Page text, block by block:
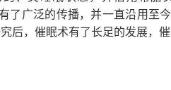
了广泛的传播，并一直沿用至
后，催眠术有了长足的发展，